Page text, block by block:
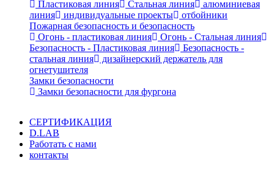
Пластиковая линия
Стальная линия
алюминиевая
линия
индивидуальные проекты
отбойники
Пожарная безопасность и безопасность
Огонь - пластиковая линия
Огонь - Стальная линия
Безопасность - Пластиковая линия
Безопасность -
стальная линия
дизайнерский держатель для
огнетушителя
Замки безопасности
Замки безопасности для фургона
СЕРТИФИКАЦИЯ
D.LAB
Работать с нами
контакты